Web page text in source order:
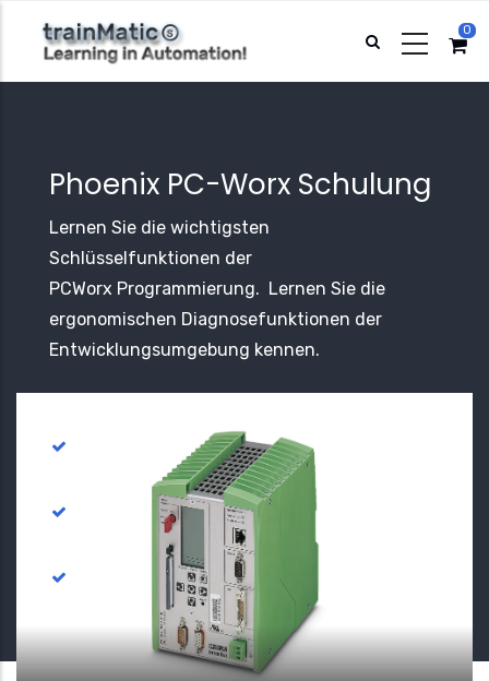
0
Phoenix PC-Worx Schulung
Lernen Sie die wichtigsten
Schlüsselfunktionen der
PCWorx Programmierung. Lernen Sie die
ergonomischen Diagnosefunktionen der
Entwicklungsumgebung kennen.
Was Sie lernen?
Inbetriebnahme und Hardwarekonfiguration von
SPS und Komponenten
Elementare Keypoints von PC-Worx zur
Programmierung und Diagnose
Fehlersuche und Diagnose anhand von praktischen